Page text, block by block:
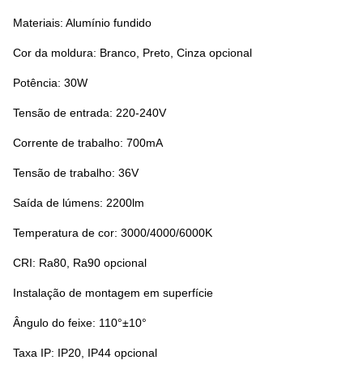
Materiais: Alumínio fundido
Cor da moldura: Branco, Preto, Cinza opcional
Potência: 30W
Tensão de entrada: 220-240V
Corrente de trabalho: 700mA
Tensão de trabalho: 36V
Saída de lúmens: 2200lm
Temperatura de cor: 3000/4000/6000K
CRI: Ra80, Ra90 opcional
Instalação de montagem em superfície
Ângulo do feixe: 110°±10°
Taxa IP: IP20, IP44 opcional